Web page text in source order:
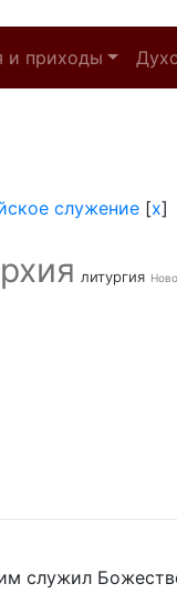
и приходы
служение [x]
литургия
служил